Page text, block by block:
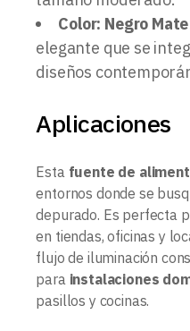
Color: Negro Mate
elegante que se
diseños
Aplicaciones
Esta fuente de
entornos donde se
depurado. Es perfecta
en tiendas, oficinas y
flujo de iluminación
para instalaciones
pasillos y cocinas.